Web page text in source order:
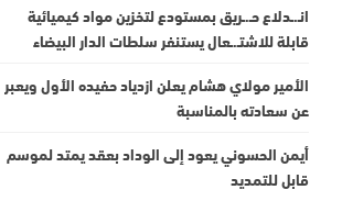
انـ.ـدلاع حـ.ـريق بمستودع لتخزين مواد كيميائية
قابلة للاشتـ.ـعال يستنفر سلطات الدار البيضاء
الأمير مولاي هشام يعلن ازدياد حفيده الأول ويعبر
عن سعادته بالمناسبة
أيمن الحسوني يعود إلى الوداد بعقد يمتد لموسم
قابل للتمديد